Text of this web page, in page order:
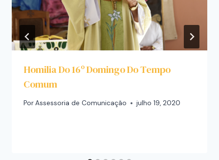
Homilia Do 16º Domingo Do Tempo
Comum
PorAssessoria de Comunicação julho 19, 2020